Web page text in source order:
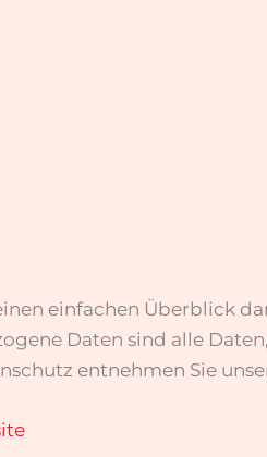
einfachen Überblick
Daten sind alle
entnehmen Sie